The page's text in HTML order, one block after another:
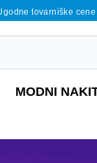
tovarniške cene
MODNI